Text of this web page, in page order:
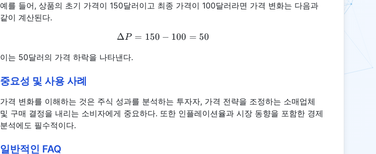
예를 들어, 상품의 초기 가격이 150달러이고 최종 가격이 100달러라면 가격 변화는 다음과
같이 계산된다.
\Delta P = 150 - 100 = 50
ΔP = 150 − 100 = 50
이는 50달러의 가격 하락을 나타낸다.
중요성 및 사용 사례
가격 변화를 이해하는 것은 주식 성과를 분석하는 투자자, 가격 전략을 조정하는 소매업체
및 구매 결정을 내리는 소비자에게 중요하다. 또한 인플레이션율과 시장 동향을 포함한 경제
분석에도 필수적이다.
일반적인 FAQ